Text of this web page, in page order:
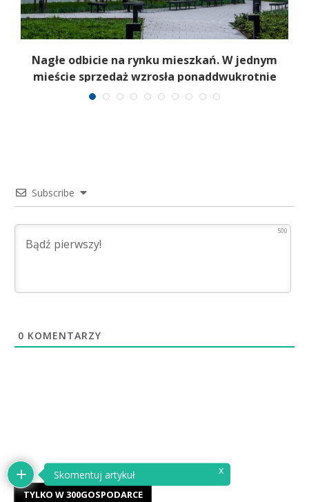
Nagłe odbicie na rynku mieszkań. W jednym
mieście sprzedaż wzrosła ponaddwukrotnie
Subscribe
500
0 KOMENTARZY
TYLKO W 300GOSPODARCE
Skomentuj artykuł x